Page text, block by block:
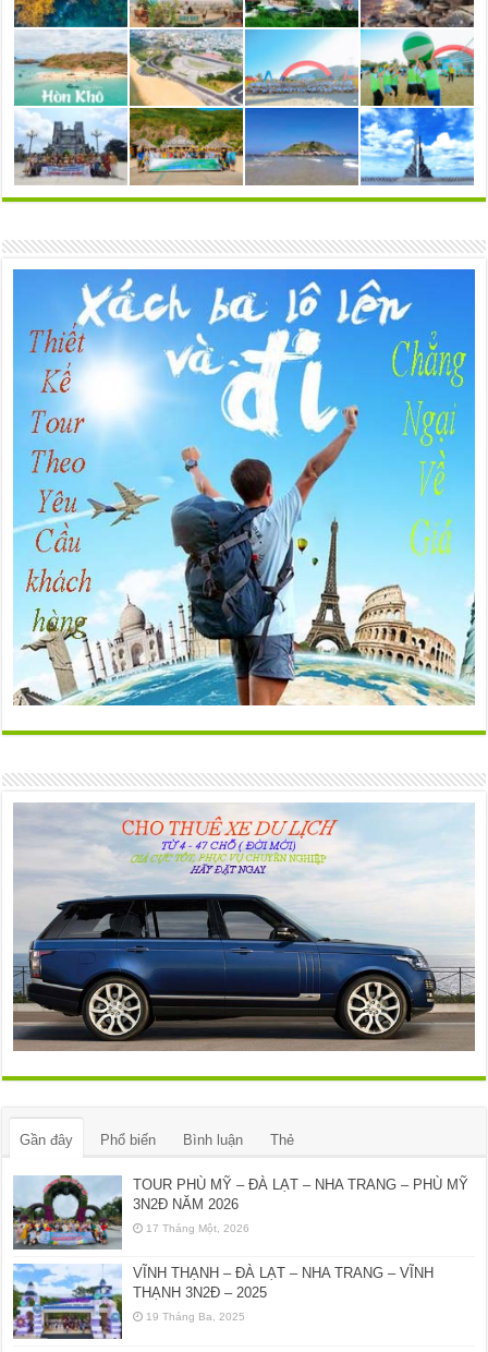
Gần đây Phổ biến Bình luận Thẻ
TOUR PHÙ MỸ – ĐÀ LẠT – NHA TRANG – PHÙ MỸ
3N2Đ NĂM 2026
17 Tháng Một, 2026
VĨNH THẠNH – ĐÀ LẠT – NHA TRANG – VĨNH
THẠNH 3N2Đ – 2025
19 Tháng Ba, 2025